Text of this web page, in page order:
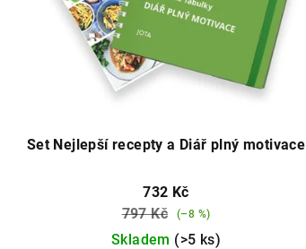
Set Nejlepší recepty a Diář plný motivace
732 Kč
797 Kč
(–8 %)
Skladem (>5 ks)